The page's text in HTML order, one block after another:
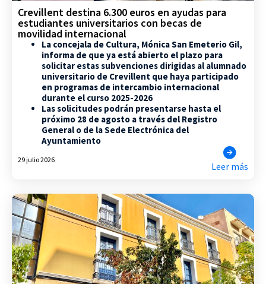
Crevillent destina 6.300 euros en ayudas para
estudiantes universitarios con becas de
movilidad internacional
La concejala de Cultura, Mónica San Emeterio Gil,
informa de que ya está abierto el plazo para
solicitar estas subvenciones dirigidas al alumnado
universitario de Crevillent que haya participado
en programas de intercambio internacional
durante el curso 2025-2026
Las solicitudes podrán presentarse hasta el
próximo 28 de agosto a través del Registro
General o de la Sede Electrónica del
Ayuntamiento
29 julio 2026
Leer más